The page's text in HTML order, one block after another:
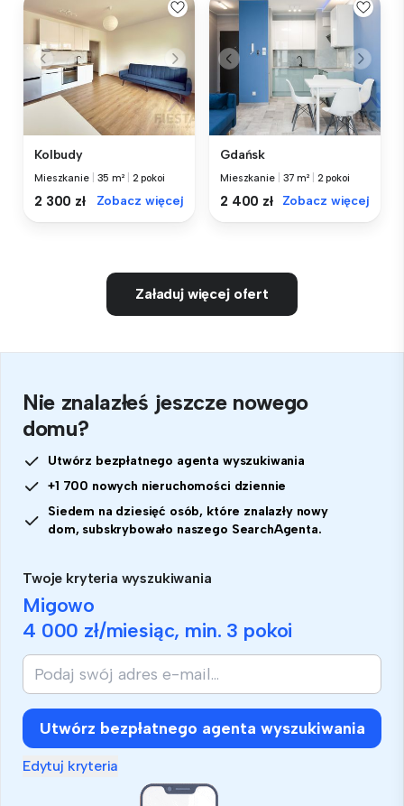
Kolbudy
Mieszkanie 35 m² 2 pokoi
2 300 zł Zobacz więcej
Gdańsk
Mieszkanie 37 m² 2 pokoi
2 400 zł Zobacz więcej
Załaduj więcej ofert
Nie znalazłeś jeszcze nowego
domu?
Utwórz bezpłatnego agenta wyszukiwania
+1 700 nowych nieruchomości dziennie
Siedem na dziesięć osób, które znalazły nowy
dom, subskrybowało naszego SearchAgenta.
Twoje kryteria wyszukiwania
Migowo
4 000 zł/miesiąc, min. 3 pokoi
Utwórz bezpłatnego agenta wyszukiwania
Edytuj kryteria